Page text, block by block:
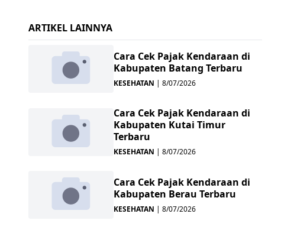
ARTIKEL LAINNYA
Cara Cek Pajak Kendaraan di
Kabupaten Batang Terbaru
KESEHATAN |8/07/2026
Cara Cek Pajak Kendaraan di
Kabupaten Kutai Timur
Terbaru
KESEHATAN |8/07/2026
Cara Cek Pajak Kendaraan di
Kabupaten Berau Terbaru
KESEHATAN |8/07/2026